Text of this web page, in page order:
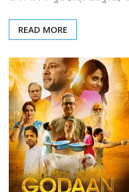
READ MORE